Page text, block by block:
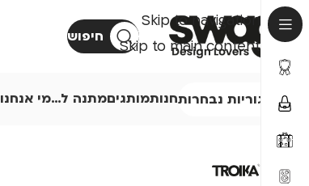
Skip to navigation
Skip to main content
חיפוש
קטגוריות נבחרותחנותמותגיםמתנה ל…מי אנחנו